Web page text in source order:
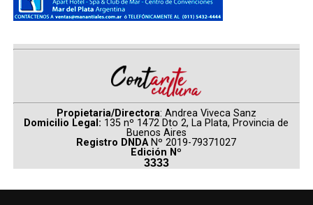
Propietaria/Directora: Andrea Viveca Sanz
Domicilio Legal: 135 nº 1472 Dto 2, La Plata, Provincia de
Buenos Aires
Registro DNDA Nº 2019-79371027
Edición Nº
3333